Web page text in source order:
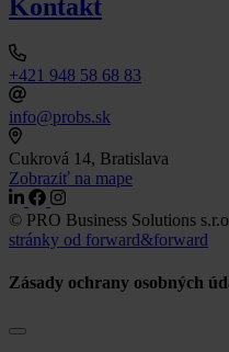
Kontakt
+421 948 58 68 83
info@probs.sk
Cukrová 14, Bratislava
Zobraziť na mape
© PRO Business Solutions
stránky od forward&forward
Zásady ochrany osobných